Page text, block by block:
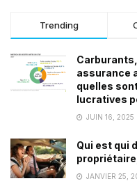
Trending
assurance
quelles
lucratives
JUIN 16, 2025
Qui est qui
JANVIER 25,